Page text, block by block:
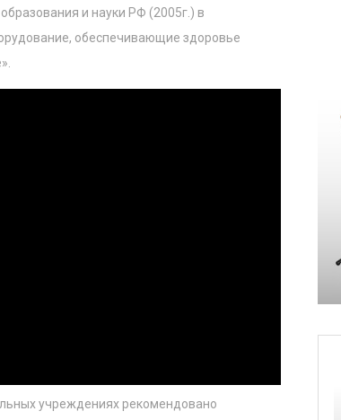
и науки РФ (2005г.) в
обеспечивающие здоровье
учреждениях рекомендовано